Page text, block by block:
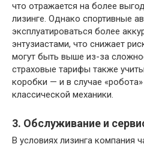
что отражается на более
лизинге. Однако спортивные
эксплуатироваться более
энтузиастами, что снижает
могут быть выше из-за
страховые тарифы также
коробки — и в случае
классической механики.
3. Обслуживание и
В условиях лизинга компания